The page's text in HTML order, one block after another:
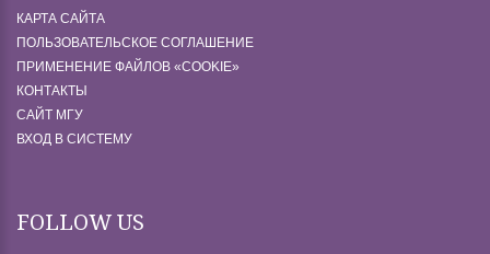
КАРТА САЙТА
ПОЛЬЗОВАТЕЛЬСКОЕ СОГЛАШЕНИЕ
ПРИМЕНЕНИЕ ФАЙЛОВ «СOOKIE»
КОНТАКТЫ
САЙТ МГУ
ВХОД В СИСТЕМУ
FOLLOW US